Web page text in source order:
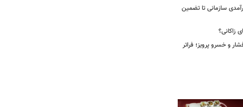
سازمانی تا تضمین
زاکانی؟
و خسرو پرویز؛ فراتر